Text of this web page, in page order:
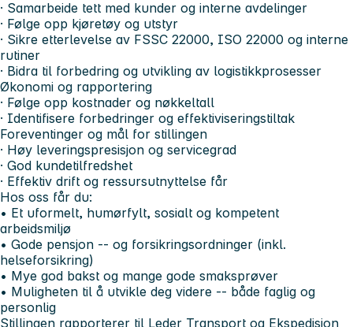
· Samarbeide tett med kunder og interne avdelinger
· Følge opp kjøretøy og utstyr
· Sikre etterlevelse av FSSC 22000, ISO 22000 og interne
rutiner
· Bidra til forbedring og utvikling av logistikkprosesser
Økonomi og rapportering
· Følge opp kostnader og nøkkeltall
· Identifisere forbedringer og effektiviseringstiltak
Foreventinger og mål for stillingen
· Høy leveringspresisjon og servicegrad
· God kundetilfredshet
· Effektiv drift og ressursutnyttelse får
Hos oss får du:
• Et uformelt, humørfylt, sosialt og kompetent
arbeidsmiljø
• Gode pensjon -- og forsikringsordninger (inkl.
helseforsikring)
• Mye god bakst og mange gode smaksprøver
• Muligheten til å utvikle deg videre -- både faglig og
personlig
Stillingen rapporterer til Leder Transport og Ekspedisjon